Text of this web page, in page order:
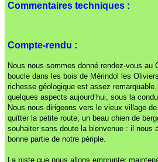
Commentaires techniques :
Compte-rendu :
Nous nous sommes donné rendez-vous au
boucle dans les bois de Mérindol les
richesse géologique est assez
quelques aspects aujourd’hui, sous la
Nous nous dirigeons vers le vieux village
quitter la petite route, un beau chien de
souhaiter sans doute la bienvenue : il nous
bonne partie de notre périple.
La piste que nous allons emprunter